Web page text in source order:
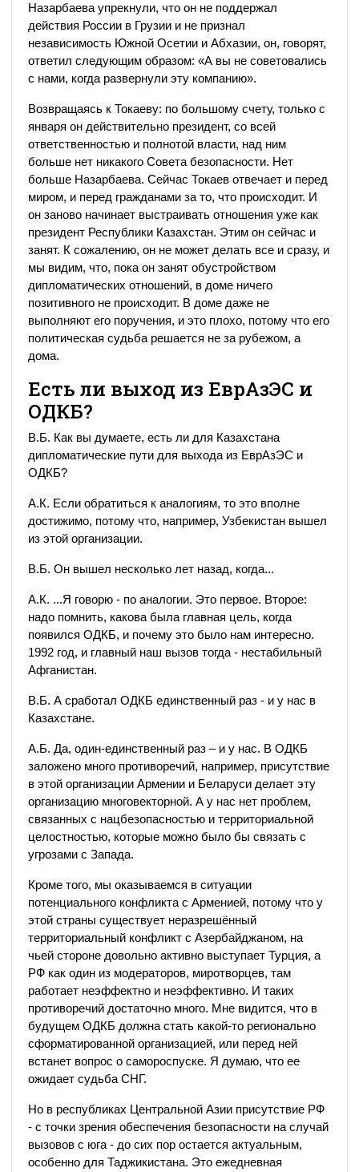
Назарбаева упрекнули, что он не поддержал
действия России в Грузии и не признал
независимость Южной Осетии и Абхазии, он, говорят,
ответил следующим образом: «А вы не советовались
с нами, когда развернули эту компанию».
Возвращаясь к Токаеву: по большому счету, только с
января он действительно президент, со всей
ответственностью и полнотой власти, над ним
больше нет никакого Совета безопасности. Нет
больше Назарбаева. Сейчас Токаев отвечает и перед
миром, и перед гражданами за то, что происходит. И
он заново начинает выстраивать отношения уже как
президент Республики Казахстан. Этим он сейчас и
занят. К сожалению, он не может делать все и сразу, и
мы видим, что, пока он занят обустройством
дипломатических отношений, в доме ничего
позитивного не происходит. В доме даже не
выполняют его поручения, и это плохо, потому что его
политическая судьба решается не за рубежом, а
дома.
Есть ли выход из ЕврАзЭС и
ОДКБ?
В.Б. Как вы думаете, есть ли для Казахстана
дипломатические пути для выхода из ЕврАзЭС и
ОДКБ?
А.К. Если обратиться к аналогиям, то это вполне
достижимо, потому что, например, Узбекистан вышел
из этой организации.
В.Б. Он вышел несколько лет назад, когда...
А.К. ...Я говорю - по аналогии. Это первое. Второе:
надо помнить, какова была главная цель, когда
появился ОДКБ, и почему это было нам интересно.
1992 год, и главный наш вызов тогда - нестабильный
Афганистан.
В.Б. А сработал ОДКБ единственный раз - и у нас в
Казахстане.
А.Б. Да, один-единственный раз – и у нас. В ОДКБ
заложено много противоречий, например, присутствие
в этой организации Армении и Беларуси делает эту
организацию многовекторной. А у нас нет проблем,
связанных с нацбезопасностью и территориальной
целостностью, которые можно было бы связать с
угрозами с Запада.
Кроме того, мы оказываемся в ситуации
потенциального конфликта с Арменией, потому что у
этой страны существует неразрешённый
территориальный конфликт с Азербайджаном, на
чьей стороне довольно активно выступает Турция, а
РФ как один из модераторов, миротворцев, там
работает неэффектно и неэффективно. И таких
противоречий достаточно много. Мне видится, что в
будущем ОДКБ должна стать какой-то регионально
сформатированной организацией, или перед ней
встанет вопрос о самороспуске. Я думаю, что ее
ожидает судьба СНГ.
Но в республиках Центральной Азии присутствие РФ
- с точки зрения обеспечения безопасности на случай
вызовов с юга - до сих пор остается актуальным,
особенно для Таджикистана. Это ежедневная